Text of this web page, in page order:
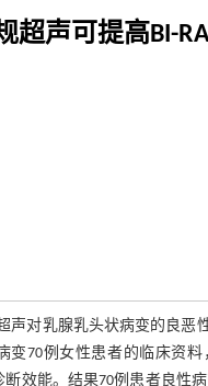
超声可提高BI-
声对乳腺乳头状病变的良
变70例女性患者的临床资
断效能。结果70例患者良